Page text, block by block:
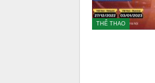
THỂ THAO